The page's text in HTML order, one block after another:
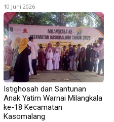
10 Juni 2026
Istighosah dan Santunan
Anak Yatim Warnai Milangkala
ke-18 Kecamatan
Kasomalang